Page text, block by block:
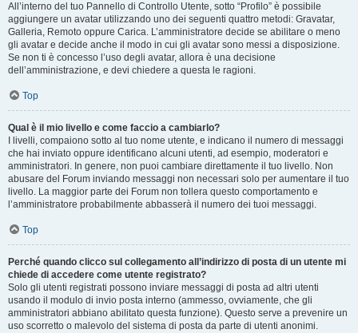
All’interno del tuo Pannello di Controllo Utente, sotto “Profilo” è possibile
aggiungere un avatar utilizzando uno dei seguenti quattro metodi: Gravatar,
Galleria, Remoto oppure Carica. L’amministratore decide se abilitare o meno
gli avatar e decide anche il modo in cui gli avatar sono messi a disposizione.
Se non ti è concesso l’uso degli avatar, allora è una decisione
dell’amministrazione, e devi chiedere a questa le ragioni.
Top
Qual è il mio livello e come faccio a cambiarlo?
I livelli, compaiono sotto al tuo nome utente, e indicano il numero di messaggi
che hai inviato oppure identificano alcuni utenti, ad esempio, moderatori e
amministratori. In genere, non puoi cambiare direttamente il tuo livello. Non
abusare del Forum inviando messaggi non necessari solo per aumentare il tuo
livello. La maggior parte dei Forum non tollera questo comportamento e
l’amministratore probabilmente abbasserà il numero dei tuoi messaggi.
Top
Perché quando clicco sul collegamento all’indirizzo di posta di un utente mi
chiede di accedere come utente registrato?
Solo gli utenti registrati possono inviare messaggi di posta ad altri utenti
usando il modulo di invio posta interno (ammesso, ovviamente, che gli
amministratori abbiano abilitato questa funzione). Questo serve a prevenire un
uso scorretto o malevolo del sistema di posta da parte di utenti anonimi.